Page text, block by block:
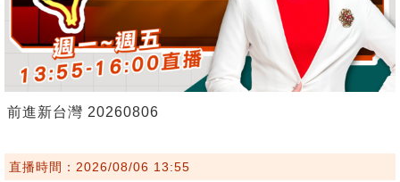
前進新台灣 20260806
直播時間：2026/08/06 13:55